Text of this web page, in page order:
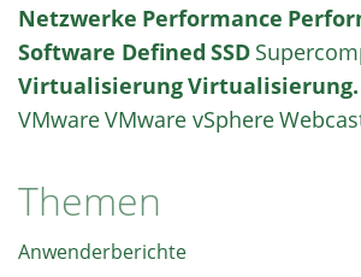
Netzwerke Performance
Software Defined SSD
Virtualisierung
VMwareVMware vSphere
Themen
Anwenderberichte